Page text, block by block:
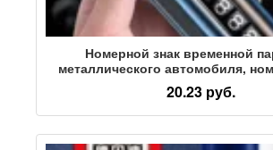
Номерной знак временной
металлического автомобиля,
телефона для перемещения
принадлежности для
автомобиля с роликовым
20.23 руб.